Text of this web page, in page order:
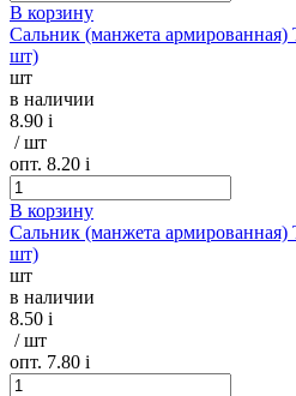
В корзину
Сальник (манжета
шт)
шт
в наличии
8.90 i
/ шт
опт. 8.20 i
В корзину
Сальник (манжета
шт)
шт
в наличии
8.50 i
/ шт
опт. 7.80 i